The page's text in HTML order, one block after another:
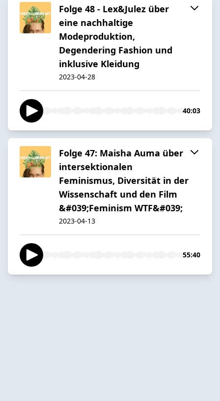
Folge 48 - Lex&Julez über
eine nachhaltige
Modeproduktion,
Degendering Fashion und
inklusive Kleidung
2023-04-28
40:03
Folge 47: Maisha Auma über
intersektionalen
Feminismus, Diversität in der
Wissenschaft und den Film
&#039;Feminism WTF&#039;
2023-04-13
55:40